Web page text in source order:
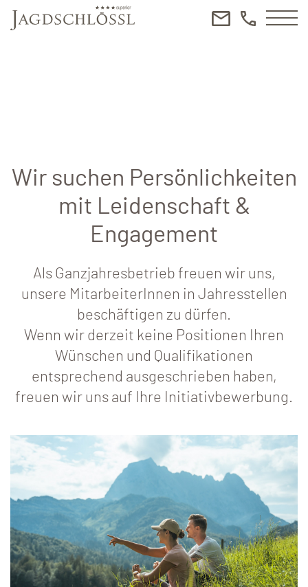
Wir suchen Persönlichkeiten
mit Leidenschaft &
Engagement
Als Ganzjahresbetrieb freuen wir uns,
unsere MitarbeiterInnen in Jahresstellen
beschäftigen zu dürfen.
Wenn wir derzeit keine Positionen Ihren
Wünschen und Qualifikationen
entsprechend ausgeschrieben haben,
freuen wir uns auf Ihre Initiativbewerbung.